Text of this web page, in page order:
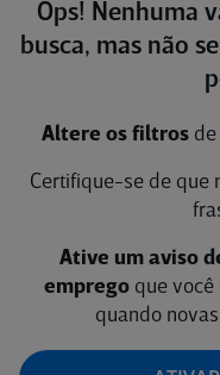
Ops! Nenhuma
busca, mas não
Altere os filtros
Certifique-se de que
Ative um aviso
emprego que você
quando